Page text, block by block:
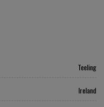
Teeling
Ireland